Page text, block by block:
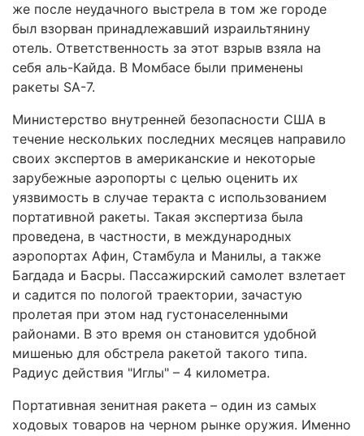
же после неудачного выстрела в том же городе
был взорван принадлежавший израильтянину
отель. Ответственность за этот взрыв взяла на
себя аль-Кайда. В Момбасе были применены
ракеты SA-7.
Министерство внутренней безопасности США в
течение нескольких последних месяцев направило
своих экспертов в американские и некоторые
зарубежные аэропорты с целью оценить их
уязвимость в случае теракта с использованием
портативной ракеты. Такая экспертиза была
проведена, в частности, в международных
аэропортах Афин, Стамбула и Манилы, а также
Багдада и Басры. Пассажирский самолет взлетает
и садится по пологой траектории, зачастую
пролетая при этом над густонаселенными
районами. В это время он становится удобной
мишенью для обстрела ракетой такого типа.
Радиус действия "Иглы" – 4 километра.
Портативная зенитная ракета – один из самых
ходовых товаров на черном рынке оружия. Именно